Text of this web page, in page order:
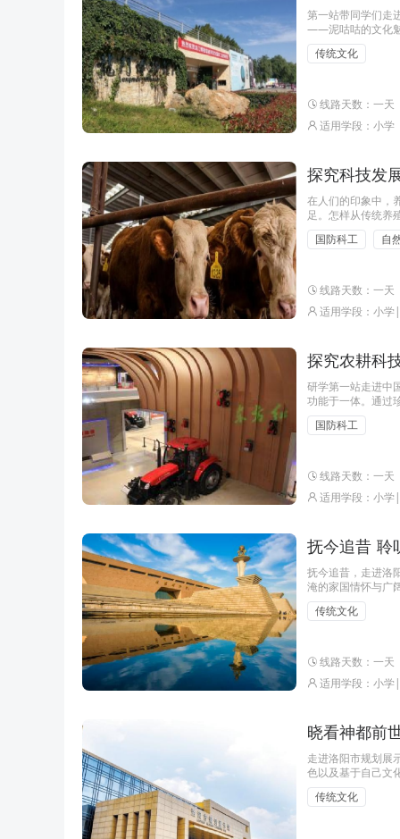
第一站带同学们走
——泥咕咕的文化
五子阁，感受宋代
替。从而为树立
传统文化
线路天数：一天
适用学段：小学
探究科技发
在人们的印象中，
足。怎样从传统养
系息息相关，气
电防御、农业气
国防科工 自
线路天数：一天
适用学段：小
探究农耕科
研学第一站走进中
功能于一体。通过
业生产和天气有
局科普研学基地
国防科工
线路天数：一天
适用学段：小
抚今追昔 聆
抚今追昔，走进洛
淹的家国情怀与广
乐园，跟随研学
传统文化
线路天数：一天
适用学段：小
晓看神都前
走进洛阳市规划展
色以及基于自己文
历史厚重气息。在
传统文化